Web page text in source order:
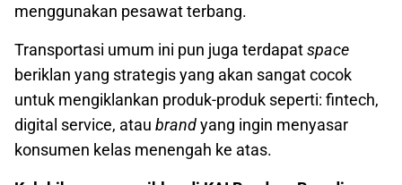
menggunakan pesawat terbang.
Transportasi umum ini pun juga terdapatspace
beriklan yang strategis yang akan sangat cocok
untuk mengiklankan produk-produk seperti: fintech,
digital service, atau brandyang ingin menyasar
konsumen kelas menengah ke atas.